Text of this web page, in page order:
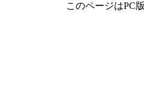
このページはPC